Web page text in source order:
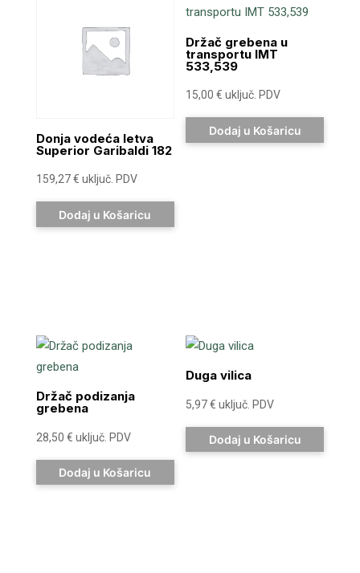
Donja vodeća letva
Superior Garibaldi 182
159,27€ uključ. PDV
Dodaj u Košaricu
Držač grebena u
transportu IMT
533,539
15,00€ uključ. PDV
Dodaj u Košaricu
Držač podizanja
grebena
28,50 € uključ. PDV
Dodaj u Košaricu
Duga vilica
5,97€ uključ. PDV
Dodaj u Košaricu